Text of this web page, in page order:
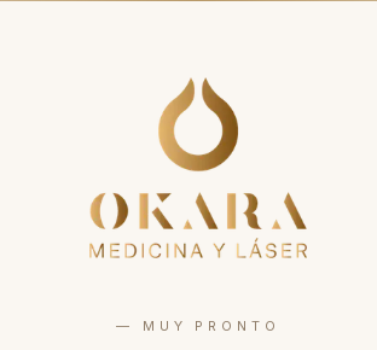
— MUY PRONTO